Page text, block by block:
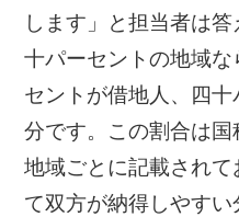
します」と担当者は
十パーセントの地域
セントが借地人、四
分です。この割合は
地域ごとに記載され
て双方が納得しやすい